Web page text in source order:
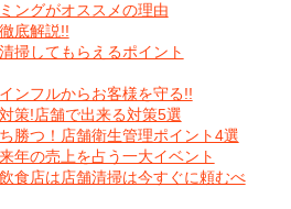
ングがオススメの理由
底解説!!
掃してもらえるポイント
ンフルからお客様を守る!!
策!店舗で出来る対策5選
勝つ！店舗衛生管理ポイント4選
年の売上を占う一大イベント
食店は店舗清掃は今すぐに頼むべ